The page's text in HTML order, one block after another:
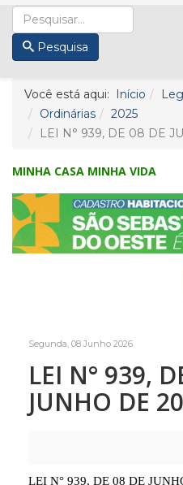
Pesquisa
Você está aqui: Início
Ordinárias
2025
LEI N° 939, DE 08 DE
MINHA CASA MINHA VIDA
Segunda, 08 Junho 2026
LEI N° 939,
JUNHO DE
LEI N° 939, DE 08 DE